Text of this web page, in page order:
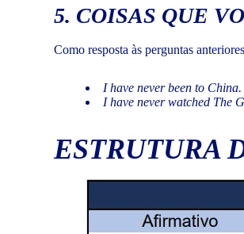
5. COISAS QUE
Como resposta às perguntas
I have never been to China.
I have never watched The
ESTRUTURA